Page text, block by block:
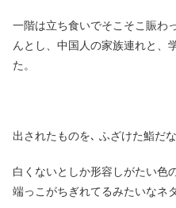
一階は立ち食いでそこそこ賑わ
んとし、中国人の家族連れと、
た。
出されたものを､ ふざけた鮨だ
白くないとしか形容しがたい色
端っこがちぎれてるみたいなネタ